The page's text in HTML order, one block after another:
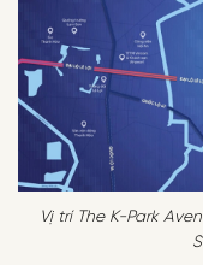
Vị trí The K-Park